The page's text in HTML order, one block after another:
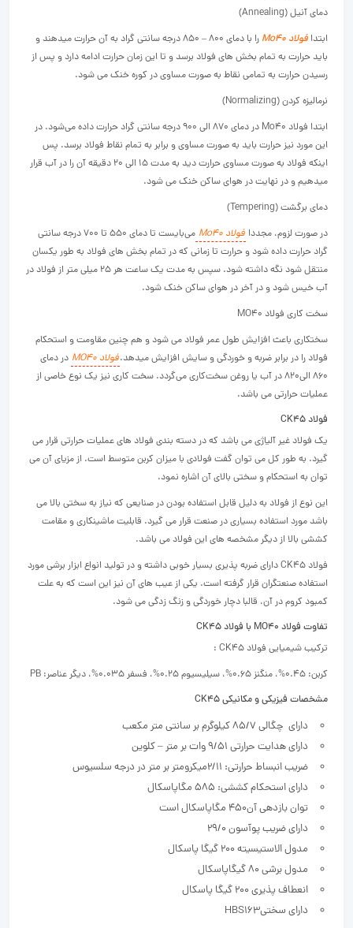
دمای آنیل (Annealing)
ابتدا فولاد Mo40
را با دمای 800 – 850 درجه سانتی گراد به آن حرارت میدهند و
باید حرارت به تمام بخش های فولاد برسد و تا این زمان حرارت ادامه دارد و پس از
رسیدن حرارت به تمامی نقاط به صورت مساوی در کوره خنک می شود.
نرمالیزه کردن (Normalizing)
ابتدا فولاد Mo40 در دمای 870 الی 900 درجه سانتی گراد حرارت داده می‌شود. در
این مورد نیز حرارت باید به صورت مساوی و برابر به تمام نقاط فولاد برسد. پس
اینکه فولاد به صورت مساوی حرارت دید به مدت 15 الی 20 دقیقه آن را در آب قرار
میدهیم و در نهایت در هوای ساکن خنک می شود.
دمای برگشت (Tempering)
در صورت لزوم، مجددا فولاد Mo40
می‌بایست تا دمای 550 تا 700 درجه سانتی
گراد حرارت داده شود و حرارت تا زمانی که در تمام بخش های فولاد به طور یکسان
منتقل شود نگه داشته شود. سپس به مدت یک ساعت هر 25 میلی متر از فولاد در
آب خیس شود و در آخر در هوای ساکن خنک شود.
سخت کاری فولاد MO40
سختکاری باعث افزایش طول عمر فولاد می شود و هم چنین مقاومت و استحکام
فولاد را در برابر ضربه و خوردگی و سایش افزایش میدهد.فولاد MO40
در دمای
۸۶۰ الی۸۲۰ در آب یا روغن سخت‌کاری می‌گردد. سخت کاری نیز یک نوع خاصی از
عملیات حرارتی می باشد.
فولاد CK45
یک فولاد غیر آلیاژی می باشد که در دسته بندی فولاد های عملیات حرارتی قرار می
گیرد. به طور کل می توان گفت فولادی با میزان کربن متوسط است. از مزیای آن می
توان به استحکام و سختی بالای آن اشاره نمود.
این نوع از فولاد به دلیل قابل استفاده بودن در صنایعی که نیاز به سختی بالا می
باشد مورد استفاده بسیاری در صنعت قرار می گیرد. قابلیت ماشینکاری و مقامت
کششی بالا از دیگر مشخصه های این فولاد می باشد.
فولاد CK45 دارای ضربه پذیری بسیار خوبی داشته و در تولید انواع ابزار برشی مورد
استفاده صنعتگران قرار گرفته است. یکی از عیب های آن نیز این است که به علت
کمبود کروم در آن، قالبا دچار خوردگی و زنگ زدگی می شود.
تفاوت فولاد MO40 با فولاد CK45
ترکیب شیمیایی فولاد CK45 :
کربن: 0.45%، منگنز 0.65%، سیلیسیوم 0.25%، فسفر 0.035%، دیگر عناصر: PB
مشخصات فیزیکی و مکانیکی CK45
دارای چگالی 85/7 کیلوگرم بر سانتی متر مکعب
دارای هدایت حرارتی 9/51 وات بر متر – کلوین
ضریب انبساط حرارتی: 2/11میکرومتر بر متر در درجه سلسیوس
دارای استحکام کششی: 585 مگاپاسکال
توان بازدهی آن450 مگاپاسکال است
دارای ضریب پوآسون 29/0
مدول الاستیسیته 200 گیگا پاسکال
مدول برشی 80 گیگاپاسکال
انعطاف پذیری 200 گیگا پاسکال
دارای سختیHBS163